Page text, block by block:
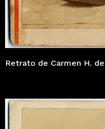
Retrato de Carmen H. de